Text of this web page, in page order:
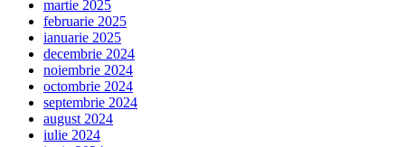
martie 2025
februarie 2025
ianuarie 2025
decembrie 2024
noiembrie 2024
octombrie 2024
septembrie 2024
august 2024
iulie 2024